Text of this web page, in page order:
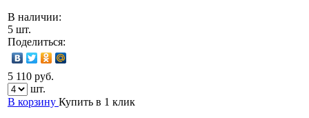
В наличии:
5 шт.
Поделиться:
5 110 руб.
шт.
В корзину Купить в 1 клик